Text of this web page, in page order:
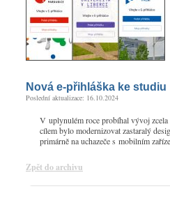
Nová e-přihláška ke studiu
Poslední aktualizace: 16.10.2024
V uplynulém roce probíhal vývoj
cílem bylo modernizovat zastaralý
primárně na uchazeče s mobilním
Zpět do archivu